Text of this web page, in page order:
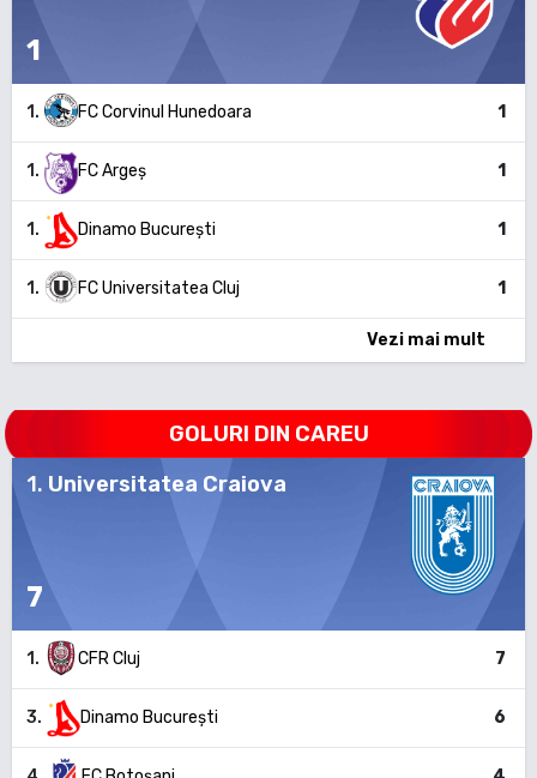
1
1 . FC Corvinul Hunedoara 1
1 . FC Argeș 1
1 . Dinamo București 1
1 . FC Universitatea Cluj 1
Vezi mai mult
GOLURI DIN CAREU
1. Universitatea Craiova
7
1 . CFR Cluj 7
3. Dinamo București 6